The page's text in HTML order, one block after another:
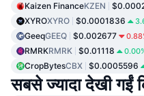
Kaizen FinanceKZEN
XYROXYRO $0.0001836
GeeqGEEQ $0.002677
RMRKRMRK $0.01118
CropBytesCBX $0.0005596
सबसे ज्यादा देखी गईं